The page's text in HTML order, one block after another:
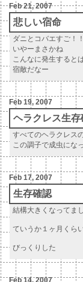
Feb 21, 2007
悲しい宿命
ダニとコバエすご！
いやーまさかね
こんなに発生すると
宿敵だなー
Feb 19, 2007
ヘラクレス生存
すべてのヘラクレス
この調子で成虫にな
Feb 17, 2007
生存確認
結構大きくなってま
ていうか１ヶ月くら
びっくりした
Feb 14, 2007